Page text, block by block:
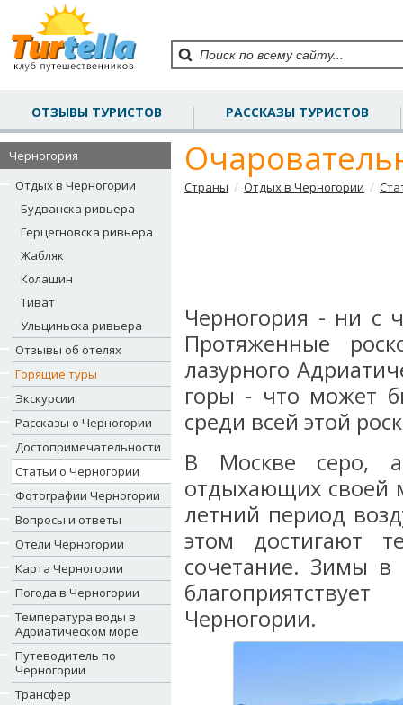
ОТЗЫВЫ ТУРИСТОВ РАССКАЗЫ ТУРИСТОВ
Черногория
Отдых в Черногории
Будванска ривьера
Герцегновска ривьера
Жабляк
Колашин
Тиват
Ульциньска ривьера
Отзывы об отелях
Горящие туры
Экскурсии
Рассказы о Черногории
Достопримечательности
Статьи о Черногории
Фотографии Черногории
Вопросы и ответы
Отели Черногории
Карта Черногории
Погода в Черногории
Температура воды в
Адриатическом море
Путеводитель по
Черногории
Трансфер
Страны / Отдых в Черногории /
Черногория - ни с
Протяженные
лазурного
горы - что может
среди всей этой
В Москве серо,
отдыхающих своей
летний период
этом достигают
сочетание. Зимы
Черногории.